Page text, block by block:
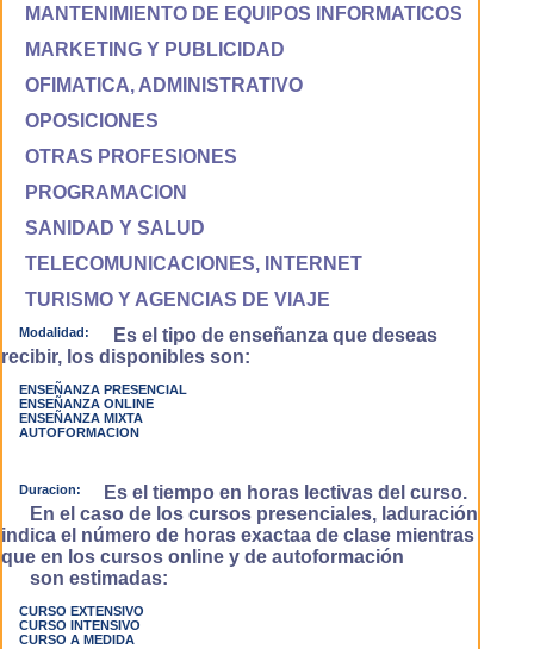
MANTENIMIENTO DE EQUIPOS INFORMATICOS
MARKETING Y PUBLICIDAD
OFIMATICA, ADMINISTRATIVO
OPOSICIONES
OTRAS PROFESIONES
PROGRAMACION
SANIDAD Y SALUD
TELECOMUNICACIONES, INTERNET
TURISMO Y AGENCIAS DE VIAJE
Modalidad:
Es el tipo de enseñanza que deseas
recibir, los disponibles son:
ENSEÑANZA PRESENCIAL
ENSEÑANZA ONLINE
ENSEÑANZA MIXTA
AUTOFORMACION
Duracion:
Es el tiempo en horas lectivas del curso.
En el caso de los cursos presenciales, laduración
indica el número de horas exactaa de clase mientras
que en los cursos online y de autoformación
son estimadas:
CURSO EXTENSIVO
CURSO INTENSIVO
CURSO A MEDIDA